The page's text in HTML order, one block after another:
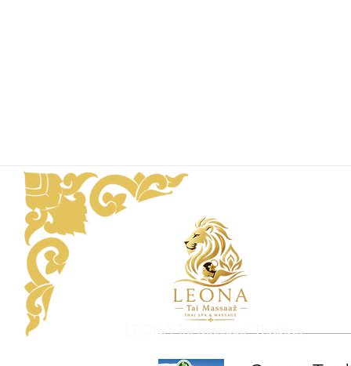
LEONA Tai Massaaž ThaiSpa